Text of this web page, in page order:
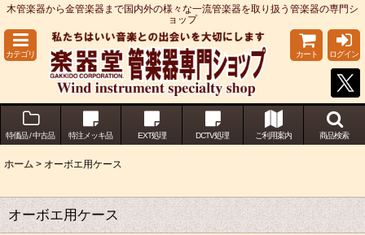
木管楽器から金管楽器まで国内外の様々な一流管楽器を取り扱う管楽器の専門シ
ョップ
カテゴリ カート ログイン
特価品 / 中古品 特注メッキ品 EXT処理 DCTV処理 ご利用案内 商品検索
ホーム > オーボエ用ケース
オーボエ用ケース